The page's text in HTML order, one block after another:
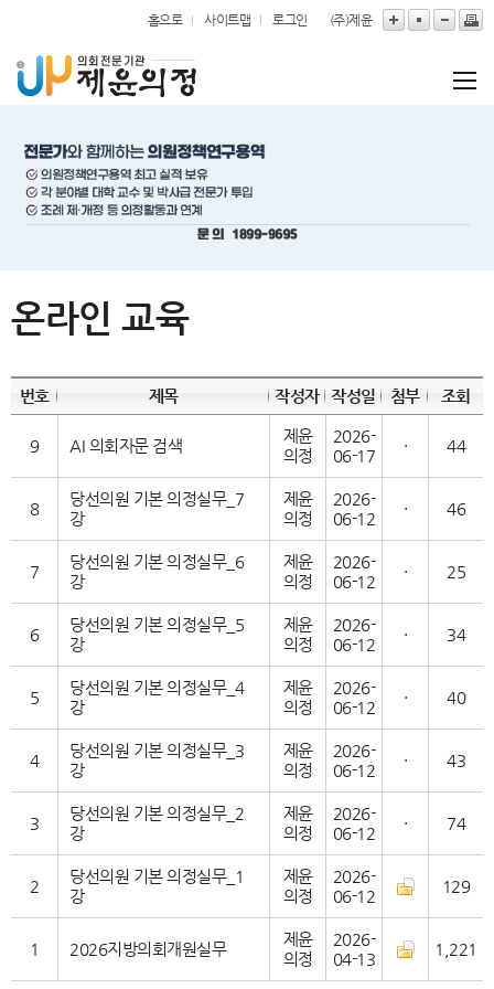
홈으로 사이트맵 로그인 (주)제윤
온라인 교육
번호 제목 작성자 작성일 첨부 조회
9 AI 의회자문 검색
제윤
의정
2026-
06-17
· 44
8
당선의원 기본 의정실무_7
강
제윤
의정
2026-
06-12
· 46
7
당선의원 기본 의정실무_6
강
제윤
의정
2026-
06-12
· 25
6
당선의원 기본 의정실무_5
강
제윤
의정
2026-
06-12
· 34
5
당선의원 기본 의정실무_4
강
제윤
의정
2026-
06-12
· 40
4
당선의원 기본 의정실무_3
강
제윤
의정
2026-
06-12
· 43
3
당선의원 기본 의정실무_2
강
제윤
의정
2026-
06-12
· 74
2
당선의원 기본 의정실무_1
강
제윤
의정
2026-
06-12
129
1 2026지방의회개원실무
제윤
의정
2026-
04-13
1,221